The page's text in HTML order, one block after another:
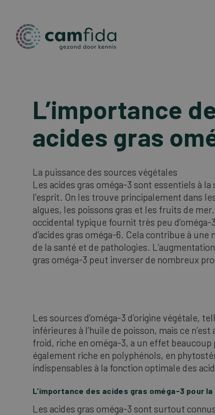
L’importance
acides gras
La puissance des sources végétales
Les acides gras oméga-3 sont essentiels à
l’esprit. On les trouve principalement dans
algues, les poissons gras et les fruits de
occidental typique fournit très peu
d’acides gras oméga-6. Cela contribue à
de la santé et de pathologies.
gras oméga-3 peut inverser de nombreux
Les sources d’oméga-3 d’origine végétale,
inférieures à l’huile de poisson, mais ce
froid, riche en oméga-3, a un effet
également riche en polyphénols, en
indispensables à la fonction optimale des
L’importance des acides gras oméga-3 pour
Les acides gras oméga-3 sont surtout